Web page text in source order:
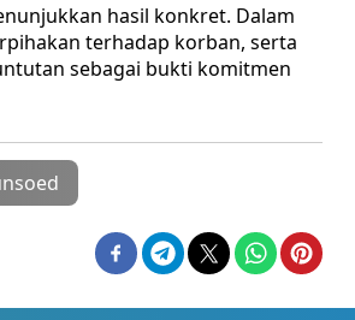
hasil konkret. Dalam
terhadap korban, serta
sebagai bukti komitmen